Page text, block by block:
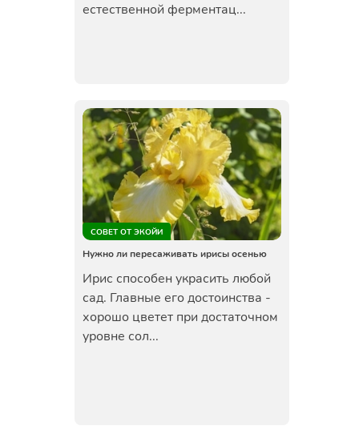
естественной ферментац...
СОВЕТ ОТ ЭКОЙИ
Нужно ли пересаживать ирисы осенью
Ирис способен украсить любой
сад. Главные его достоинства -
хорошо цветет при достаточном
уровне сол...